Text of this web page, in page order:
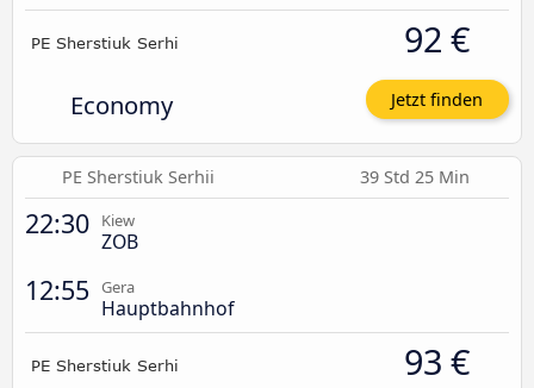
Economy
92 €
Jetzt finden
PE Sherstiuk Serhii 39 Std 25 Min
22:30 Kiew
ZOB
12:55 Gera
Hauptbahnhof
93 €